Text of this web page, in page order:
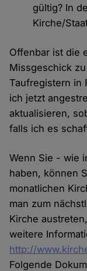
gültig? In
Kirche/
Offenbar ist die
Missgeschick
Taufregistern in
ich jetzt
aktualisieren,
falls ich es
Wenn Sie - wie
haben, können
monatlichen
man zum
Kirche
weitere
http://
Folgende